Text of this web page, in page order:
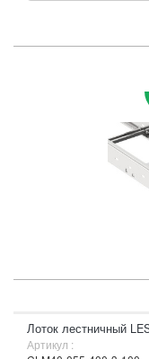
Лоток лестничный
Артикул :